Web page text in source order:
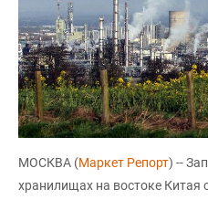
МОСКВА (Маркет Репорт) --
хранилищах на востоке Китая